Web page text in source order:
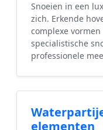
Snoeien in een
zich. Erkende
complexe
specialistische
professionele
elementen